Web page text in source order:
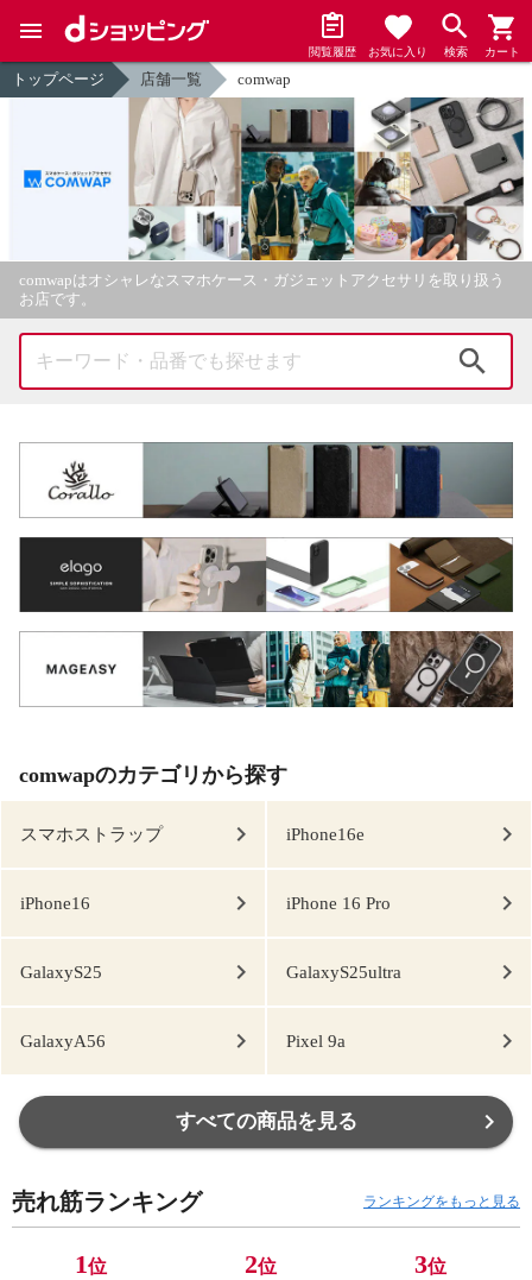
閲覧履歴 お気に入り 検索 カート
トップページ 店舗一覧 comwap
comwapはオシャレなスマホケース・ガジェットアクセサリを取り扱う
お店です。
comwapのカテゴリから探す
スマホストラップ iPhone16e
iPhone16 iPhone 16 Pro
GalaxyS25 GalaxyS25ultra
GalaxyA56 Pixel 9a
すべての商品を見る
売れ筋ランキング ランキングをもっと見る
1位 2位 3位